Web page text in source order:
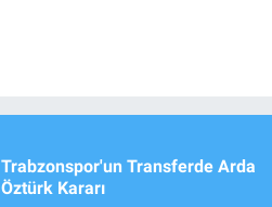
Trabzonspor'un Transferde Arda
Öztürk Kararı